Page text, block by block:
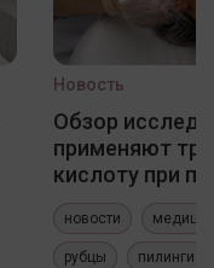
Новость
Обзор
применяют
кислоту при
новости
рубцы пилинги